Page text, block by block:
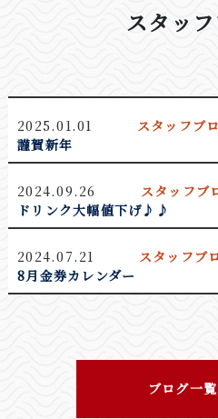
敦賀店では今月の閉店に伴
持ちを込めまして
「ありがとうキャンペー
皆様、長い間「ももぞう
り誠にありがとうございま
スタッ
2025.01.01
スタッフブ
謹賀新年
2024.09.26
スタッフブ
ドリンク大幅値下げ♪♪
2024.07.21
スタッフブ
8月金券カレンダー
ブログ一